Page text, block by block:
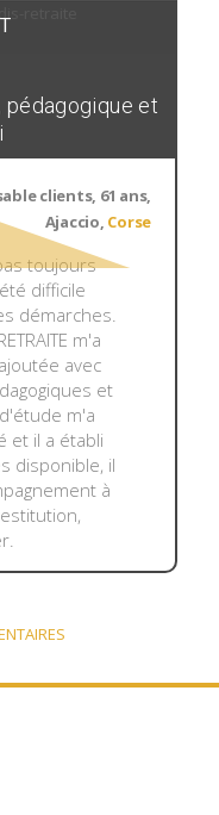
pédagogique et
clients, 61 ans,
Ajaccio, Corse
toujours
difficile
démarches.
m'a
avec
et
m'a
et il a établi
disponible, il
à